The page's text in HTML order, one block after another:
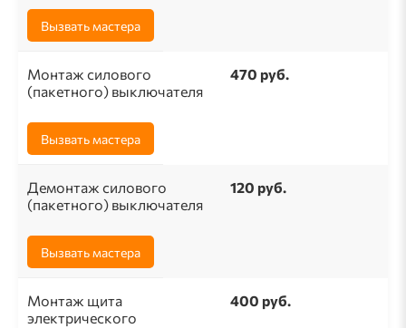
Вызвать мастера
Монтаж силового
(пакетного) выключателя
470 руб.
Вызвать мастера
Демонтаж силового
(пакетного) выключателя
120 руб.
Вызвать мастера
Монтаж щита
электрического
400 руб.